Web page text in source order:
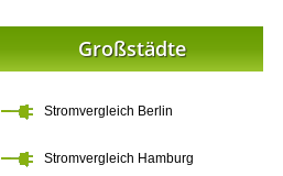
Großstädte
Stromvergleich Berlin
Stromvergleich Hamburg